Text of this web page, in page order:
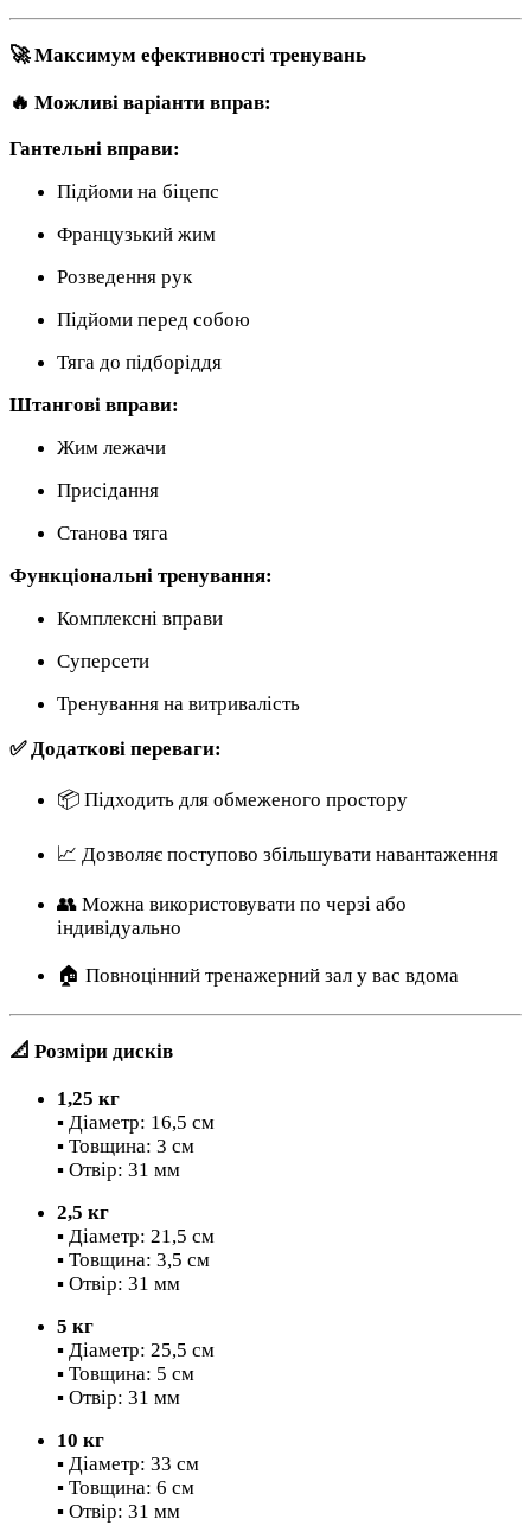
🚀 Максимум ефективності тренувань
🔥 Можливі варіанти вправ:
Гантельні вправи:
Підйоми на біцепс
Французький жим
Розведення рук
Підйоми перед собою
Тяга до підборіддя
Штангові вправи:
Жим лежачи
Присідання
Станова тяга
Функціональні тренування:
Комплексні вправи
Суперсети
Тренування на витривалість
✅ Додаткові переваги:
📦 Підходить для обмеженого простору
📈 Дозволяє поступово збільшувати навантаження
👥 Можна використовувати по черзі або
індивідуально
🏠 Повноцінний тренажерний зал у вас вдома
📐 Розміри дисків
1,25 кг
▪️ Діаметр: 16,5 см
▪️ Товщина: 3 см
▪️ Отвір: 31 мм
2,5 кг
▪️ Діаметр: 21,5 см
▪️ Товщина: 3,5 см
▪️ Отвір: 31 мм
5 кг
▪️ Діаметр: 25,5 см
▪️ Товщина: 5 см
▪️ Отвір: 31 мм
10 кг
▪️ Діаметр: 33 см
▪️ Товщина: 6 см
▪️ Отвір: 31 мм